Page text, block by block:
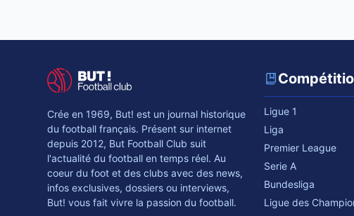
Crée en 1969, But! est un journal historique
du football français. Présent sur internet
depuis 2012, But Football Club suit
l'actualité du football en temps réel. Au
coeur du foot et des clubs avec des news,
infos exclusives, dossiers ou interviews,
But! vous fait vivre la passion du football.
Ligue 1
Liga
Premier League
Serie A
Bundesliga
Ligue des